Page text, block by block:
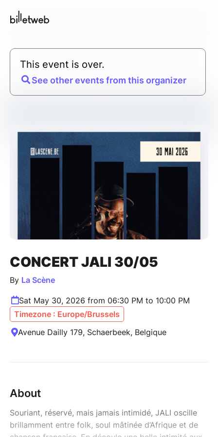
This event is over.
See other events from this organizer
CONCERT JALI 30/05
By La Scène
Sat May 30, 2026 from 06:30 PM to 10:00 PM
Timezone : Europe/Brussels
Avenue Dailly 179, Schaerbeek, Belgique
About
Souriant, réservé, mais jamais intimidé, JALI oscille
brillamment entre folk, soul mâtinée d’Afrique et de